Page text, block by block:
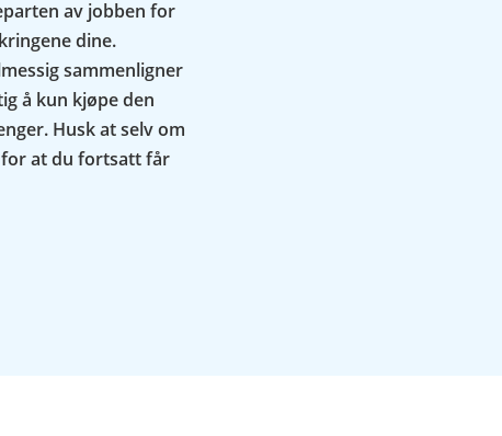
av jobben for
dine.
sammenligner
å kun kjøpe den
Husk at selv om
at du fortsatt får